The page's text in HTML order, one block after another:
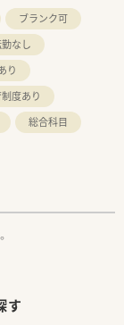
ブランク可
なし
り
度あり
総合科目
す